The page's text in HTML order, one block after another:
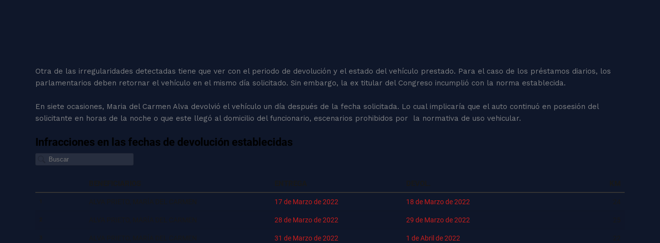
Otra de las irregularidades detectadas tiene que ver con el periodo de devolución y el estado del vehículo prestado. Para el caso de los préstamos diarios, los
parlamentarios deben retornar el vehículo en el mismo día solicitado. Sin embargo, la ex titular del Congreso incumplió con la norma establecida.
En siete ocasiones, Maria del Carmen Alva devolvió el vehículo un día después de la fecha solicitada. Lo cual implicaría que el auto continuó en posesión del
solicitante en horas de la noche o que este llegó al domicilio del funcionario, escenarios prohibidos por la normativa de uso vehicular.